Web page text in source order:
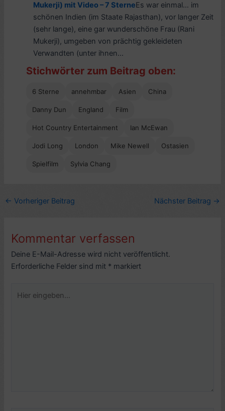
Mukerji) mit Video – 7 SterneEs war einmal… im
schönen Indien (im Staate Rajasthan), vor langer Zeit
(sehr lange), eine gar wunderschöne Frau (Rani
Mukerji), umgeben von prächtig gekleideten
Verwandten (unter ihnen...
Stichwörter zum Beitrag oben:
6 Sterne annehmbar Asien China
Danny Dun England Film
Hot Country Entertainment Ian McEwan
Jodi Long London Mike Newell Ostasien
Spielfilm Sylvia Chang
← Vorheriger Beitrag Nächster Beitrag →
Kommentar verfassen
Deine E-Mail-Adresse wird nicht veröffentlicht.
Erforderliche Felder sind mit * markiert
eingeben…